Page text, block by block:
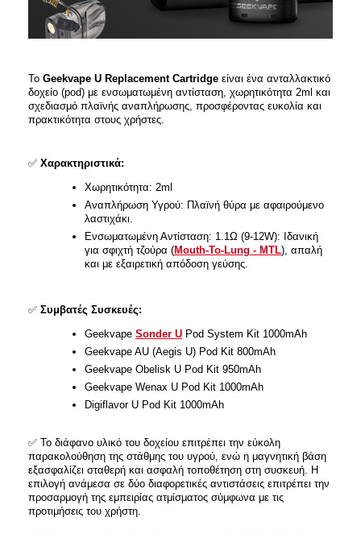
Το Geekvape U Replacement Cartridge είναι ένα ανταλλακτικό
δοχείο (pod) με ενσωματωμένη αντίσταση, χωρητικότητα 2ml και
σχεδιασμό πλαϊνής αναπλήρωσης, προσφέροντας ευκολία και
πρακτικότητα στους χρήστες.
✅ Χαρακτηριστικά:
Χωρητικότητα: 2ml
Αναπλήρωση Υγρού: Πλαϊνή θύρα με αφαιρούμενο
λαστιχάκι.
Ενσωματωμένη Αντίσταση: 1.1Ω (9-12W): Ιδανική
για σφιχτή τζούρα (Mouth-To-Lung - MTL), απαλή
και με εξαιρετική απόδοση γεύσης.
✅ Συμβατές Συσκευές:
Geekvape Sonder U Pod System Kit 1000mAh
Geekvape AU (Aegis U) Pod Kit 800mAh
Geekvape Obelisk U Pod Kit 950mAh
Geekvape Wenax U Pod Kit 1000mAh
Digiflavor U Pod Kit 1000mAh
✅ Το διάφανο υλικό του δοχείου επιτρέπει την εύκολη
παρακολούθηση της στάθμης του υγρού, ενώ η μαγνητική βάση
εξασφαλίζει σταθερή και ασφαλή τοποθέτηση στη συσκευή. Η
επιλογή ανάμεσα σε δύο διαφορετικές αντιστάσεις επιτρέπει την
προσαρμογή της εμπειρίας ατμίσματος σύμφωνα με τις
προτιμήσεις του χρήστη.